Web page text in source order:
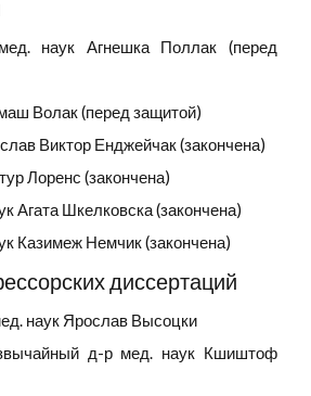
наук Агнешка Поллак (перед
Волак (перед защитой)
Виктор Енджейчак (закончена)
Лоренс (закончена)
Агата Шкелковска (закончена)
Казимеж Немчик (закончена)
диссертаций
наук Ярослав Высоцки
д-р мед. наук Кшиштоф